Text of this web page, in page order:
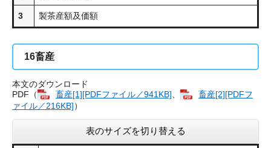
3 製茶産額及価額
16畜産
本文のダウンロード
PDF（
畜産[1][PDFファイル／941KB]
畜産[2][PDFフ
ァイル／216KB]）
表のサイズを切り替える